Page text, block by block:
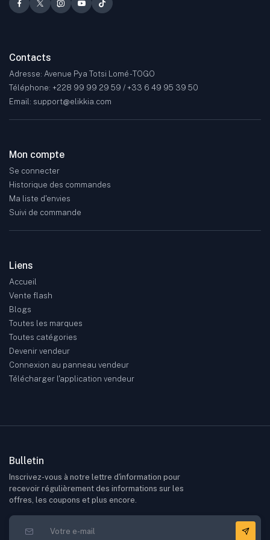
Contacts
Adresse: Avenue Pya Totsi Lomé - TOGO
Téléphone: +228 99 99 29 59 / +33 6 49 95 39 50
Email: support@elikkia.com
Mon compte
Se connecter
Historique des commandes
Ma liste d'envies
Suivi de commande
Liens
Accueil
Vente flash
Blogs
Toutes les marques
Toutes catégories
Devenir vendeur
Connexion au panneau vendeur
Télécharger l'application vendeur
Bulletin
Inscrivez-vous à notre lettre d'information pour
recevoir régulièrement des informations sur les
offres, les coupons et plus encore.